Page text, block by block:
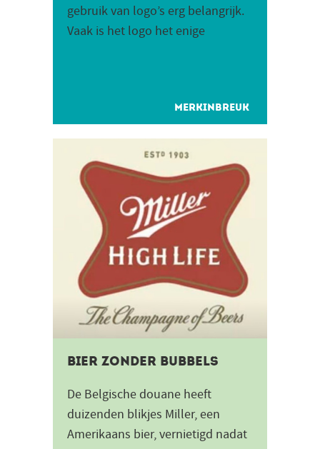
gebruik van logo’s erg belangrijk.
Vaak is het logo het enige
MERKINBREUK
Bier zonder bubbels
De Belgische douane heeft
duizenden blikjes Miller, een
Amerikaans bier, vernietigd nadat